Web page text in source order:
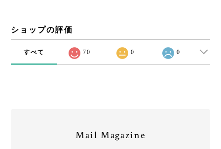
ショップの評価
すべて 70 0 0
Mail Magazine